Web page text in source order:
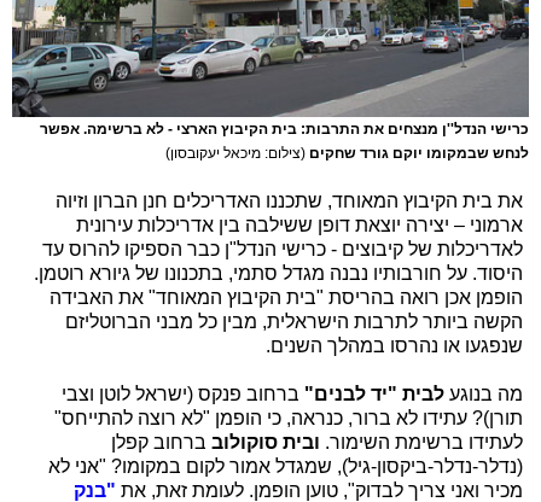
כרישי הנדל''ן מנצחים את התרבות: בית הקיבוץ הארצי - לא ברשימה. אפשר
לנחש שבמקומו יוקם גורד שחקים (צילום: מיכאל יעקובסון)
את בית הקיבוץ המאוחד, שתכננו האדריכלים חנן הברון וזיוה
ארמוני – יצירה יוצאת דופן ששילבה בין אדריכלות עירונית
לאדריכלות של קיבוצים - כרישי הנדל"ן כבר הספיקו להרוס עד
היסוד. על חורבותיו נבנה מגדל סתמי, בתכנונו של גיורא רוטמן.
הופמן אכן רואה בהריסת "בית הקיבוץ המאוחד" את האבידה
הקשה ביותר לתרבות הישראלית, מבין כל מבני הברוטליזם
שנפגעו או נהרסו במהלך השנים.
מה בנוגע לבית "יד לבנים" ברחוב פנקס (ישראל לוטן וצבי
תורן)? עתידו לא ברור, כנראה, כי הופמן "לא רוצה להתייחס"
לעתידו ברשימת השימור. ובית סוקולובברחוב קפלן
(נדלר-נדלר-ביקסון-גיל), שמגדל אמור לקום במקומו? "אני לא
מכיר ואני צריך לבדוק", טוען הופמן. לעומת זאת, את "בנק